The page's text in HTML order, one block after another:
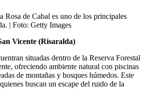
Rosa de Cabal es uno de los principales
| Foto: Getty Images
Vicente (Risaralda)
situadas dentro de la Reserva Forestal
ofreciendo ambiente natural con piscinas
de montañas y bosques húmedos. Este
buscan un escape del ruido de la